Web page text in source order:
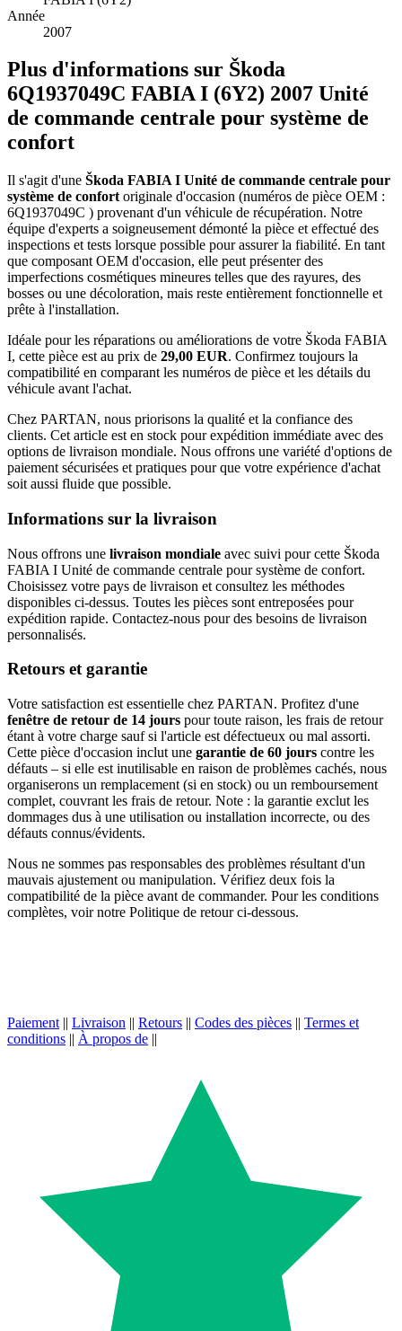
Année
2007
Plus d'informations sur Škoda
6Q1937049C FABIA I (6Y2) 2007 Unité
de commande centrale pour système de
confort
Il s'agit d'une Škoda FABIA I Unité de commande centrale pour
système de confort originale d'occasion (numéros de pièce OEM :
6Q1937049C ) provenant d'un véhicule de récupération. Notre
équipe d'experts a soigneusement démonté la pièce et effectué des
inspections et tests lorsque possible pour assurer la fiabilité. En tant
que composant OEM d'occasion, elle peut présenter des
imperfections cosmétiques mineures telles que des rayures, des
bosses ou une décoloration, mais reste entièrement fonctionnelle et
prête à l'installation.
Idéale pour les réparations ou améliorations de votre Škoda FABIA
I, cette pièce est au prix de 29,00 EUR. Confirmez toujours la
compatibilité en comparant les numéros de pièce et les détails du
véhicule avant l'achat.
Chez PARTAN, nous priorisons la qualité et la confiance des
clients. Cet article est en stock pour expédition immédiate avec des
options de livraison mondiale. Nous offrons une variété d'options de
paiement sécurisées et pratiques pour que votre expérience d'achat
soit aussi fluide que possible.
Informations sur la livraison
Nous offrons une livraison mondiale avec suivi pour cette Škoda
FABIA I Unité de commande centrale pour système de confort.
Choisissez votre pays de livraison et consultez les méthodes
disponibles ci-dessus. Toutes les pièces sont entreposées pour
expédition rapide. Contactez-nous pour des besoins de livraison
personnalisés.
Retours et garantie
Votre satisfaction est essentielle chez PARTAN. Profitez d'une
fenêtre de retour de 14 jours pour toute raison, les frais de retour
étant à votre charge sauf si l'article est défectueux ou mal assorti.
Cette pièce d'occasion inclut une garantie de 60 jours contre les
défauts – si elle est inutilisable en raison de problèmes cachés, nous
organiserons un remplacement (si en stock) ou un remboursement
complet, couvrant les frais de retour. Note : la garantie exclut les
dommages dus à une utilisation ou installation incorrecte, ou des
défauts connus/évidents.
Nous ne sommes pas responsables des problèmes résultant d'un
mauvais ajustement ou manipulation. Vérifiez deux fois la
compatibilité de la pièce avant de commander. Pour les conditions
complètes, voir notre Politique de retour ci-dessous.
Paiement || Livraison || Retours || Codes des pièces || Termes et
conditions || À propos de ||